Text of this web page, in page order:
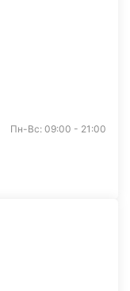
Пн-Вс: 09:00 - 21:00